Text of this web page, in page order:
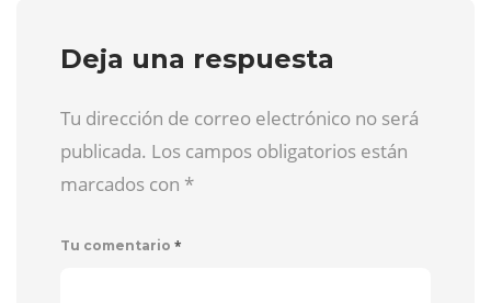
Deja una respuesta
Tu dirección de correo electrónico no será
publicada. Los campos obligatorios están
marcados con *
Tu comentario *